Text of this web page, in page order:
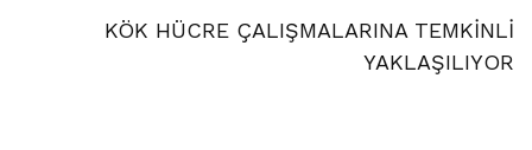
KÖK HÜCRE ÇALIŞMALARINA TEMKİNLİ
YAKLAŞILIYOR